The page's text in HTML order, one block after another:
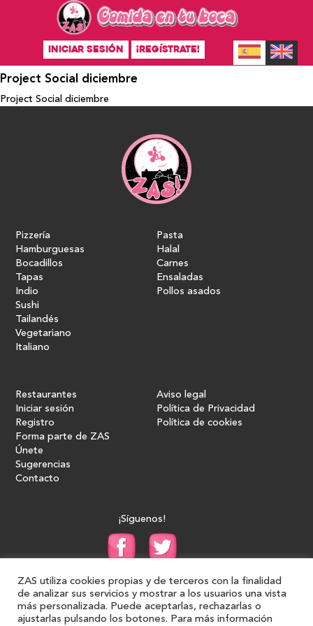
INICIAR SESIÓN ¡REGÍSTRATE!
Project Social diciembre
Project Social diciembre
Pizzería
Hamburguesas
Bocadillos
Tapas
Indio
Sushi
Tailandés
Vegetariano
Italiano
Pasta
Halal
Carnes
Ensaladas
Pollos asados
Restaurantes
Iniciar sesión
Registro
Forma parte de ZAS
Únete
Sugerencias
Contacto
Aviso legal
Política de Privacidad
Política de cookies
¡Síguenos!
ZAS utiliza cookies propias y de terceros con la finalidad
de analizar sus servicios y mostrar a los usuarios una vista
más personalizada. Puede aceptarlas, rechazarlas o
ajustarlas pulsando los botones. Para más información